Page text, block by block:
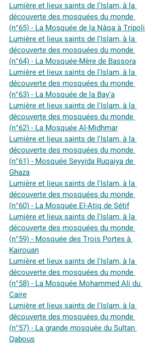
Lumière et lieux saints de l'Islam, à la
découverte des mosquées du monde
(n°65) - La Mosquée de la Nâqa à Tripoli
Lumière et lieux saints de l'Islam, à la
découverte des mosquées du monde
(n°64) - La Mosquée-Mère de Bassora
Lumière et lieux saints de l'Islam, à la
découverte des mosquées du monde
(n°63) - La Mosquée de la Bay‘a
Lumière et lieux saints de l'Islam, à la
découverte des mosquées du monde
(n°62) - La Mosquée Al-Midhmar
Lumière et lieux saints de l'Islam, à la
découverte des mosquées du monde
(n°61) - Mosquée Seyyida Ruqaiya de
Ghaza
Lumière et lieux saints de l'Islam, à la
découverte des mosquées du monde
(n°60) - La Mosquée El-Atiq de Sétif
Lumière et lieux saints de l'Islam, à la
découverte des mosquées du monde
(n°59) - Mosquée des Trois Portes à
Kairouan
Lumière et lieux saints de l'Islam, à la
découverte des mosquées du monde
(n°58) - La Mosquée Mohammed Ali du
Caire
Lumière et lieux saints de l'Islam, à la
découverte des mosquées du monde
(n°57) - La grande mosquée du Sultan
Qabous